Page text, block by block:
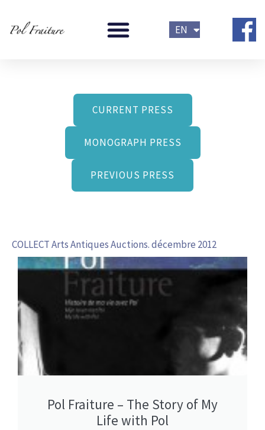
EN
NL
CURRENT PRESS
MONOGRAPH PRESS
PREVIOUS PRESS
COLLECT Arts Antiques Auctions. décembre 2012
Pol Fraiture – The Story of My
Life with Pol